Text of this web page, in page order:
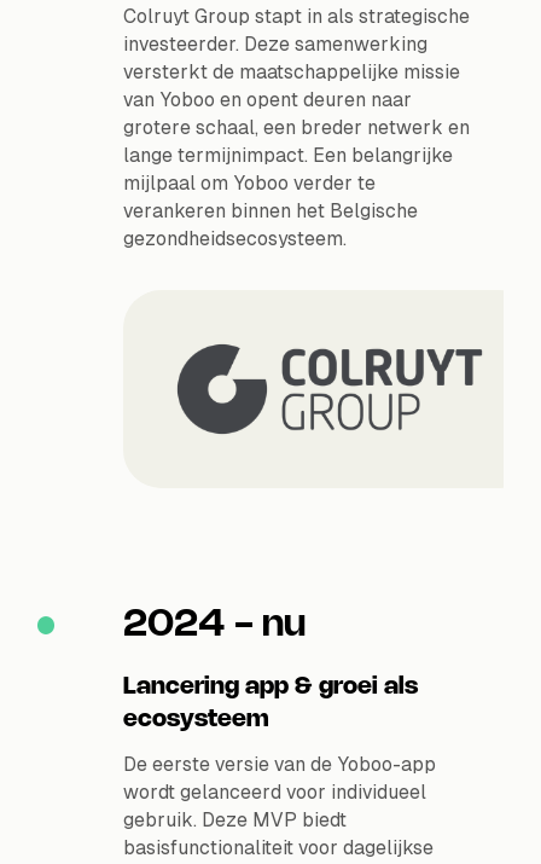
Colruyt Group stapt in als strategische
investeerder. Deze samenwerking
versterkt de maatschappelijke missie
van Yoboo en opent deuren naar
grotere schaal, een breder netwerk en
lange termijnimpact. Een belangrijke
mijlpaal om Yoboo verder te
verankeren binnen het Belgische
gezondheidsecosysteem.
2024 - nu
Lancering app & groei als
ecosysteem
De eerste versie van de Yoboo-app
wordt gelanceerd voor individueel
gebruik. Deze MVP biedt
basisfunctionaliteit voor dagelijkse